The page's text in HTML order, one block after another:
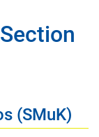
(SMuK)